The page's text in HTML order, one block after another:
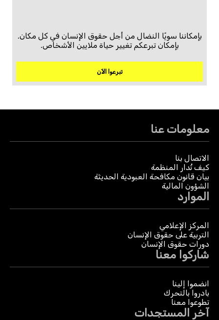
بإمكاننا سويًا النضال من أجل حقوق الإنسان في كل مكان.
بإمكان تبرعكم تغيير حياة ملايين الأشخاص.
تبرعوا الآن
معلومات عنا
الاتصال بنا
كيف تُدار المنظمة
بيان قانون مكافحة العبودية الحديثة
الشؤون المالية
الموارد
المركز الإعلامي
التربية على حقوق الإنسان
دورات حقوق الإنسان
شاركوا معنا
انضموا إلينا
بادروا بالتحرك
تطوعوا معنا
آخر المستجدات